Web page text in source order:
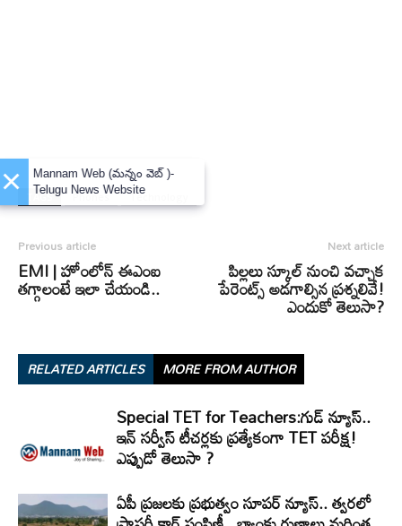
TAGS Phones Technology
Previous article
EMI | హోంలోన్‌ ఈఎంఐ
తగ్గాలంటే ఇలా చేయండి..
Next article
పిల్లలు స్కూల్​ నుంచి వచ్చాక
పేరెంట్స్​ అడగాల్సిన ప్రశ్నలివే!
ఎందుకో తెలుసా?
RELATED ARTICLES MORE FROM AUTHOR
Special TET for Teachers:గుడ్ న్యూస్..
ఇన్ సర్వీస్ టీచర్లకు ప్రత్యేకంగా TET పరీక్ష!
ఎప్పుడో తెలుసా ?
ఏపీ ప్రజలకు ప్రభుత్వం సూపర్ న్యూస్.. త్వరలో
×
Mannam Web (మన్నం వెబ్ )-
Telugu News Website